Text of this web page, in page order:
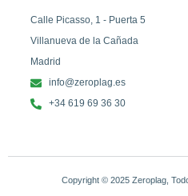
Calle Picasso, 1 - Puerta 5
Villanueva de la Cañada
Madrid
info@zeroplag.es
+34 619 69 36 30
Copyright © 2025 Zeroplag,